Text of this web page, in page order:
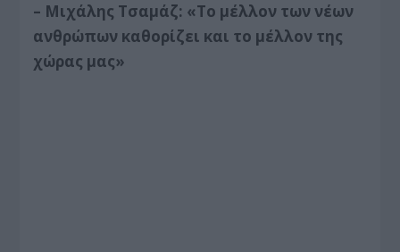
– Μιχάλης Τσαμάζ: «Το μέλλον των νέων
ανθρώπων καθορίζει και το μέλλον της
χώρας μας»